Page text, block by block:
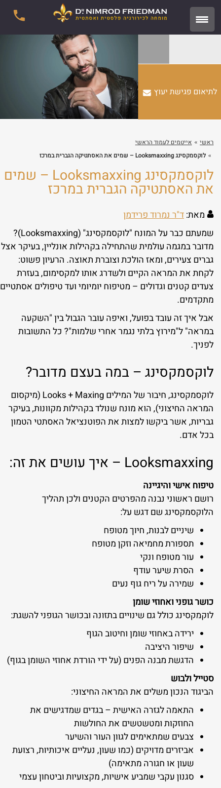
לתיאום פגישת יעוץ
ראשי
אייטמים לעמוד הראשי
לוקסמקסינג Looksmaxxing – שמים את האסתטיקה הגברית במרכז
לוקסמקסינג Looksmaxxing – שמים
את האסתטיקה הגברית במרכז
מאת:ד"ר נמרוד פרידמן
שמעתם כבר על המונח "לוקסמקסינג" (Looksmaxxing)?
מדובר במגמה עולמית שהתחילה בקהילות אונליין, בעיקר אצל
גברים צעירים, ומאז הולכת וצוברת תאוצה. הרעיון פשוט:
לקחת את המראה הקיים ולשדרג אותו למקסימום, בעזרת
צעדים קטנים וגדולים – מטיפוח יומיומי ועד טיפולים אסתטיים
מתקדמים.
אבל איך זה עובד בפועל, ואיפה עובר הגבול בין "השקעה
במראה" ל"מירוץ בלתי נגמר אחרי שלמות"? כל התשובות
לפניך.
לוקסמקסינג – במה בעצם מדובר?
לוקסמקסינג, חיבור של המילים Looks + Maxing (מיקסום
המראה החיצוני), הוא מונח שנולד בקהילות מקוונות, בעיקר
גבריות, אשר ביקשו למצות את הפוטנציאל האסתטי הטמון
בכל אדם.
Looksmaxxing – איך עושים את זה:
טיפוח אישי והיגיינה
רושם ראשוני נבנה מהפרטים הקטנים ולכן תהליך
הלוקסמקסינג שם דגש על:
שיניים לבנות, חיוך מטופח
תספורת מחמיאה וזקן מטופח
עור מטופח ונקי
הסרת שיער עודף
שמירה על ריח גוף נעים
כושר גופני ואחוזי שומן
לוקמקסינג כולל גם שינויים בתזונה ובכושר הגופני להשגת:
ירידה באחוזי שומן וחיטוב הגוף
שיפור היציבה
הדגשת מבנה הפנים (על ידי הורדת אחוזי השומן בגוף)
סטייל ולבוש
הביגוד הנכון משלים את המראה החיצוני:
התאמה לגזרה האישית – בגדים שמדגישים את
החוזקות ומטשטשים את החולשות
צבעים שמתאימים לגוון העור והשיער
אביזרים מדויקים (כמו שעון, נעליים איכותיות, רצועת
שעון או חגורה מתאימה)
סגנון עקבי שמביע אישיות, מקצועיות וביטחון עצמי